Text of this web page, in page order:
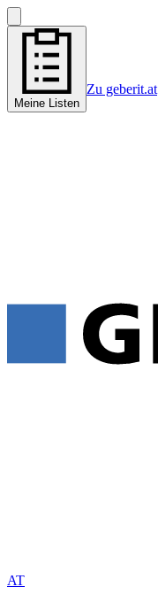
Meine Listen
Zu geberit.at
AT